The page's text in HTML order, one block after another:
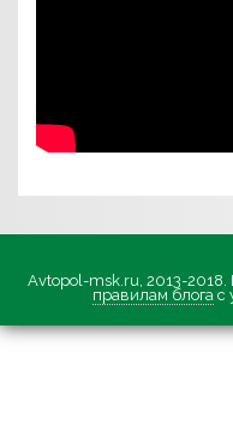
Avtopol-msk.ru, 2013-2018.
правилам блога с